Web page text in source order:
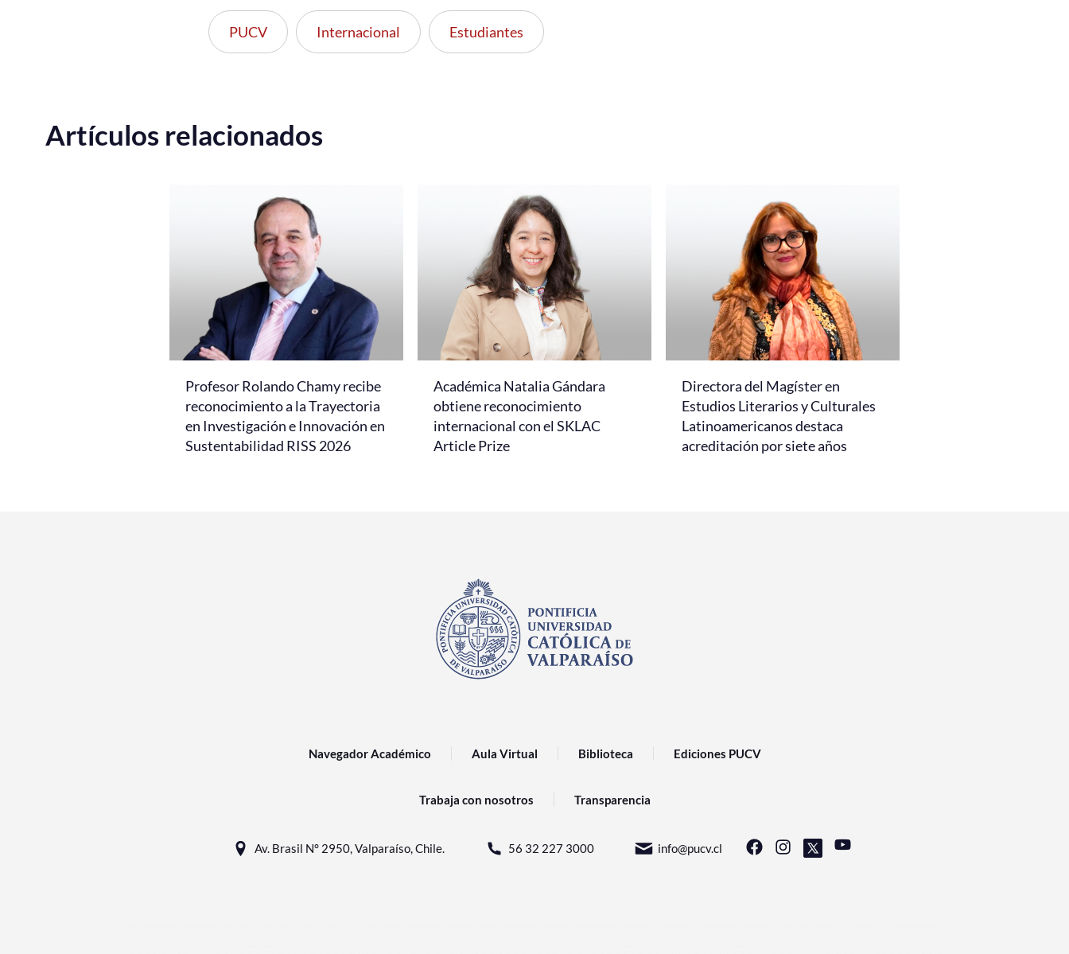
PUCV Internacional Estudiantes
Artículos relacionados
Profesor Rolando Chamy recibe
reconocimiento a la Trayectoria
en Investigación e Innovación en
Sustentabilidad RISS 2026
Académica Natalia Gándara
obtiene reconocimiento
internacional con el SKLAC
Article Prize
Directora del Magíster en
Estudios Literarios y Culturales
Latinoamericanos destaca
acreditación por siete años
Navegador Académico Aula Virtual Biblioteca Ediciones PUCV
Trabaja con nosotros Transparencia
Av. Brasil N° 2950, Valparaíso, Chile. 56 32 227 3000 info@pucv.cl